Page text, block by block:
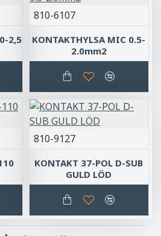
2,5
810-6107
KONTAKTHYLSA MIC 0.5-
2.0mm2
810-9127
KONTAKT 37-POL D-SUB
GULD LÖD